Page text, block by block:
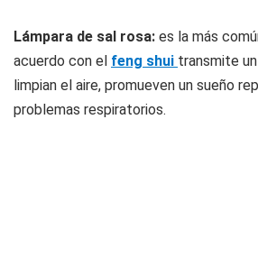
Lámpara de sal rosa: es la más
acuerdo con el feng shui transmite
limpian el aire, promueven un sueño
problemas respiratorios.